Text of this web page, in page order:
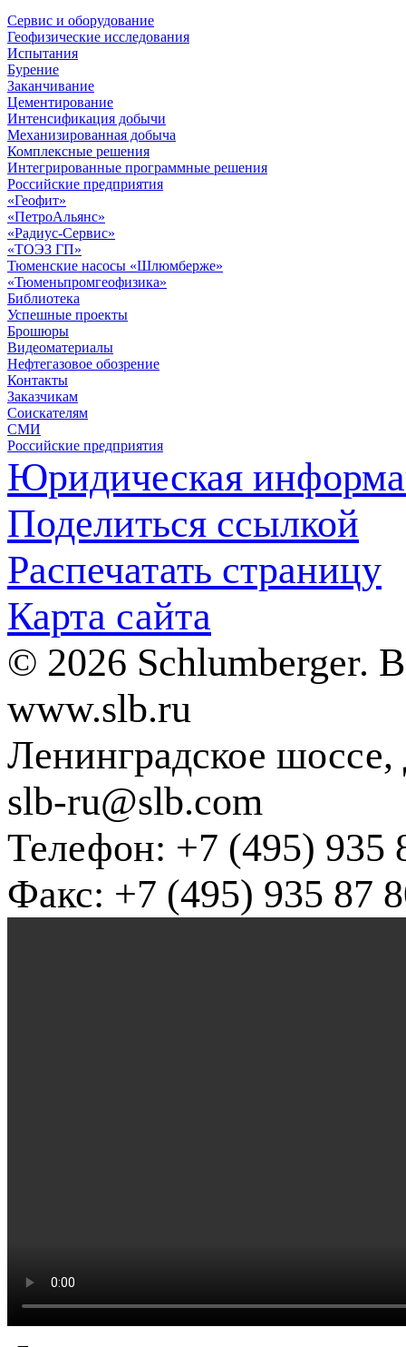
Сервис и оборудование
Геофизические исследования
Испытания
Бурение
Заканчивание
Цементирование
Интенсификация добычи
Механизированная добыча
Комплексные решения
Интегрированные программные решения
Российские предприятия
«Геофит»
«ПетроАльянс»
«Радиус-Сервис»
«ТОЭЗ ГП»
Тюменские насосы «Шлюмберже»
«Тюменьпромгеофизика»
Библиотека
Успешные проекты
Брошюры
Видеоматериалы
Нефтегазовое обозрение
Контакты
Заказчикам
Соискателям
СМИ
Российские предприятия
Юридическая
Поделиться ссылкой
Распечатать страницу
Карта сайта
© 2026 Schlumberger.
www.slb.ru
Ленинградское
slb-ru@slb.com
Телефон: +7 (495) 935
Факс: +7 (495) 935 87